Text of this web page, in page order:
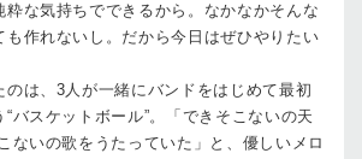
粋な気持ちでできるから。なかなかそんな
も作れないし。だから今日はぜひやりたい
は、3人が一緒にバンドをはじめて最初
バスケットボール”。「できそこないの天
ないの歌をうたっていた」と、優しいメロ